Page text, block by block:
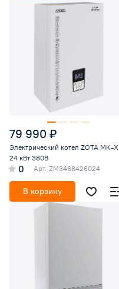
79 990 ₽
Электрический котел ZOTA MK-X
24 кВт 380В
0 Арт. ZM3468426024
В корзину